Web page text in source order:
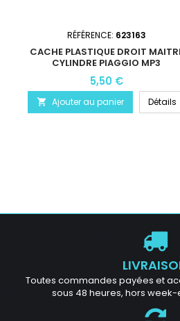
RÉFÉRENCE: 623163
CACHE PLASTIQUE DROIT
CYLINDRE PIAGGIO MP3
5,50 €
 Ajouter au panier Détails
Toutes commandes payées et
sous 48 heures, hors